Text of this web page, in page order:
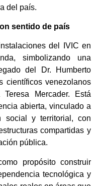
del país.
sentido de país
del IVIC en
simbolizando una
del Dr. Humberto
científicos venezolanos
Mercader. Está
abierta, vinculado a
social y territorial, con
compartidas y
pública.
propósito construir
tecnológica y